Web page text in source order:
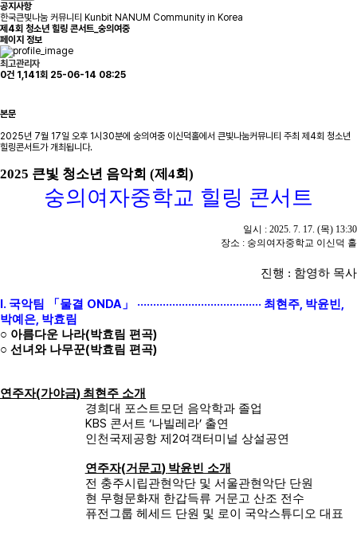
공지사항
한국큰빛나눔 커뮤니티 Kunbit NANUM Community in Korea
제4회 청소년 힐링 콘서트_숭의여중
페이지 정보
최고관리자
0건 1,141회 25-06-14 08:25
본문
2025년 7월 17일 오후 1시30분에 숭의여중 이신덕홀에서 큰빛나눔커뮤니티 주최 제4회 청소년
힐링콘서트가 개최됩니다.
2025 큰빛 청소년 음악회 (제 4회 )
숭의여자중학교 힐링 콘서트
일시 : 2025. 7. 17. (목) 13:30
장소 : 숭의여자중학교 이신덕 홀
진행 : 함영하 목사
I. 국악팀 「 물결 ONDA 」 ······································· 최현주, 박윤빈,
박예은, 박효림
○ 아름다운 나라(박효림 편곡)
○ 선녀와 나무꾼(박효림 편곡)
연주자(가야금) 최현주 소개
경희대 포스트모던 음악학과 졸업
KBS 콘서트 ‘나빌레라’ 출연
인천국제공항 제 2여객터미널 상설공연
연주자(거문고) 박윤빈 소개
전 충주시립관현악단 및 서울관현악단 단원
현 무형문화재 한갑득류 거문고 산조 전수
퓨전그룹 헤세드 단원 및 로이 국악스튜디오 대표